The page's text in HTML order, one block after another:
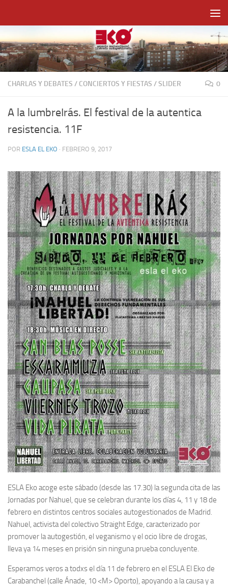
CHARLAS Y DEBATES / CONCIERTOS Y FIESTAS /SLIDER 0
A la lumbreIrás. El festival de la autentica
resistencia. 11F
POR ESLA EL EKO · FEBRERO 9, 2017
ESLA Eko acoge este sábado (desde las 17.30) la segunda cita de las
Jornadas por Nahuel, que se celebran durante los días 4, 11 y 18 de
febrero en distintos centros sociales autogestionados de Madrid.
Nahuel, activista del colectivo Straight Edge, caracterizado por
promover la autogestión, el veganismo y el ocio libre de drogas,
lleva ya 14 meses en prisión sin ninguna prueba concluyente.
Esperamos veros a todxs el día 11 de febrero en el ESLA El Eko de
Carabanchel (calle Ánade, 10 <M> Oporto), apoyando a la causa y a